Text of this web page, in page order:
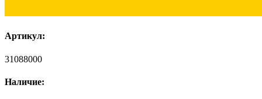
Артикул:
31088000
Наличие: